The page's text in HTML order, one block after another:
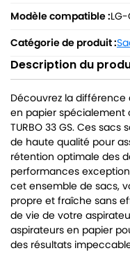
Modèle compatible :LG-
Catégorie de produit :
Description du
Découvrez la différence
en papier spécialement
TURBO 33 GS. Ces
de haute qualité pour
rétention optimale des
performances
cet ensemble de sacs,
propre et fraîche sans
de vie de votre
aspirateurs en papier
des résultats